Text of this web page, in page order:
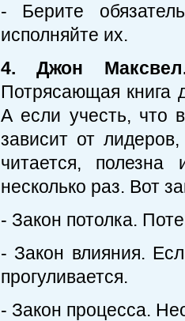
- Берите
исполняйте их.
4. Джон
Потрясающая книга
А если учесть, что
зависит от
читается,
несколько раз. Вот
- Закон потолка.
- Закон влияния.
прогуливается.
- Закон процесса.